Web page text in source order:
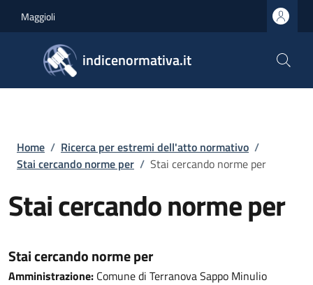
Maggioli
indicenormativa.it
Briciole di pane
Home / Ricerca per estremi dell'atto normativo /
Stai cercando norme per / Stai cercando norme per
Stai cercando norme per
Stai cercando norme per
Amministrazione: Comune di Terranova Sappo Minulio